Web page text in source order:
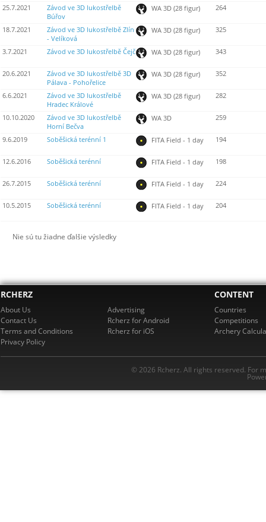
25.7.2021
Závod ve 3D lukostřelbě
Búřov
WA 3D (28 figur) 264
18.7.2021
Závod ve 3D lukostřelbě Zlín
- Velíková
WA 3D (28 figur) 325
3.7.2021 Závod ve 3D lukostřelbě Čejč WA 3D (28 figur) 343
20.6.2021
Závod ve 3D lukostřelbě 3D
Pálava - Pohořelice
WA 3D (28 figur) 352
6.6.2021
Závod ve 3D lukostřelbě
Hradec Králové
WA 3D (28 figur) 282
10.10.2020
Závod ve 3D lukostřelbě
Horní Bečva
WA 3D 259
9.6.2019 Soběšická terénní 1 FITA Field - 1 day 194
12.6.2016 Soběšická terénní FITA Field - 1 day 198
26.7.2015 Soběšická terénní FITA Field - 1 day 224
10.5.2015 Soběšická terénní FITA Field - 1 day 204
Nie sú tu žiadne ďalšie výsledky
RCHERZ
About Us
Contact Us
Terms and Conditions
Privacy Policy
Advertising
Rcherz for Android
Rcherz for iOS
CONTENT
Countries
Competitions
Archery
© 2026 Rcherz. All rights reserved. For